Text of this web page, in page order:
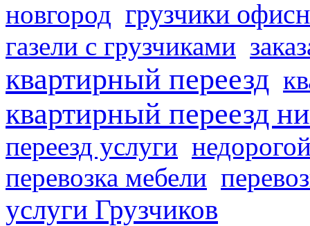
новгород грузчики
газели с грузчиками
квартирный переезд
квартирный переезд
переезд услуги
перевозка мебели
услуги Грузчиков